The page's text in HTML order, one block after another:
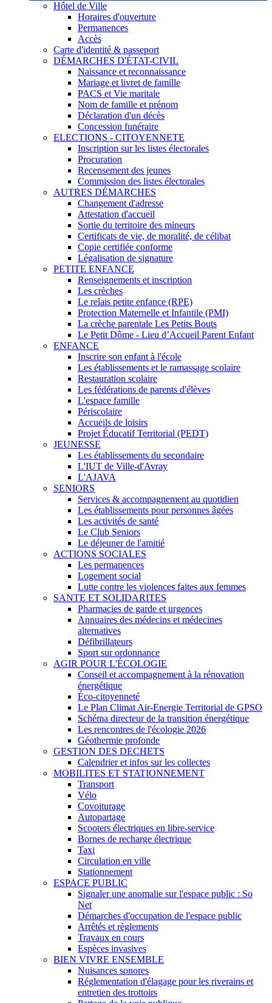
Hôtel de Ville
Horaires d'ouverture
Permanences
Accès
Carte d'identité & passeport
DÉMARCHES D'ÉTAT-CIVIL
Naissance et reconnaissance
Mariage et livret de famille
PACS et Vie maritale
Nom de famille et prénom
Déclaration d'un décès
Concession funéraire
ELECTIONS - CITOYENNETE
Inscription sur les listes électorales
Procuration
Recensement des jeunes
Commission des listes électorales
AUTRES DÉMARCHES
Changement d'adresse
Attestation d'accueil
Sortie du territoire des mineurs
Certificats de vie, de moralité, de célibat
Copie certifiée conforme
Légalisation de signature
PETITE ENFANCE
Renseignements et inscription
Les crèches
Le relais petite enfance (RPE)
Protection Maternelle et Infantile (PMI)
La crèche parentale Les Petits Bouts
Le Petit Dôme - Lieu d’Accueil Parent Enfant
ENFANCE
Inscrire son enfant à l'école
Les établissements et le ramassage scolaire
Restauration scolaire
Les fédérations de parents d'élèves
L'espace famille
Périscolaire
Accueils de loisirs
Projet Éducatif Territorial (PEDT)
JEUNESSE
Les établissements du secondaire
L'IUT de Ville-d'Avray
L'AJAVA
SENIORS
Services & accompagnement au quotidien
Les établissements pour personnes âgées
Les activités de santé
Le Club Seniors
Le déjeuner de l'amitié
ACTIONS SOCIALES
Les permanences
Logement social
Lutte contre les violences faites aux femmes
SANTE ET SOLIDARITES
Pharmacies de garde et urgences
Annuaires des médecins et médecines
alternatives
Défibrillateurs
Sport sur ordonnance
AGIR POUR L'ÉCOLOGIE
Conseil et accompagnement à la rénovation
énergétique
Éco-citoyenneté
Le Plan Climat Air-Energie Territorial de GPSO
Schéma directeur de la transition énergétique
Les rencontres de l'écologie 2026
Géothermie profonde
GESTION DES DECHETS
Calendrier et infos sur les collectes
MOBILITES ET STATIONNEMENT
Transport
Vélo
Covoiturage
Autopartage
Scooters électriques en libre-service
Bornes de recharge électrique
Taxi
Circulation en ville
Stationnement
ESPACE PUBLIC
Signaler une anomalie sur l'espace public : So
Net
Démarches d'occupation de l'espace public
Arrêtés et règlements
Travaux en cours
Espèces invasives
BIEN VIVRE ENSEMBLE
Nuisances sonores
Réglementation d'élagage pour les riverains et
entretien des trottoirs